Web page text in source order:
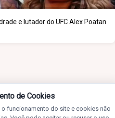
e lutador do UFC Alex Poatan
de Cookies
funcionamento do site e cookies não